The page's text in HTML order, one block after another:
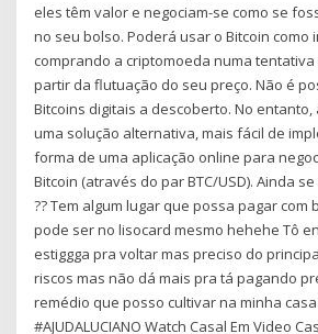
eles têm valor e negociam-se como se
no seu bolso. Poderá usar o Bitcoin como
comprando a criptomoeda numa
partir da flutuação do seu preço. Não é
Bitcoins digitais a descoberto. No entanto,
uma solução alternativa, mais fácil de
forma de uma aplicação online para
Bitcoin (através do par BTC/USD). Ainda
?? Tem algum lugar que possa pagar com
pode ser no lisocard mesmo hehehe Tô
estiggga pra voltar mas preciso do
riscos mas não dá mais pra tá pagando
remédio que posso cultivar na minha
#AJUDALUCIANO Watch Casal Em Video